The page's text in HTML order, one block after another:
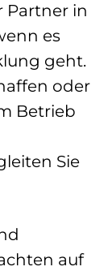
Partner in
es
geht.
oder
Betrieb
Sie
auf